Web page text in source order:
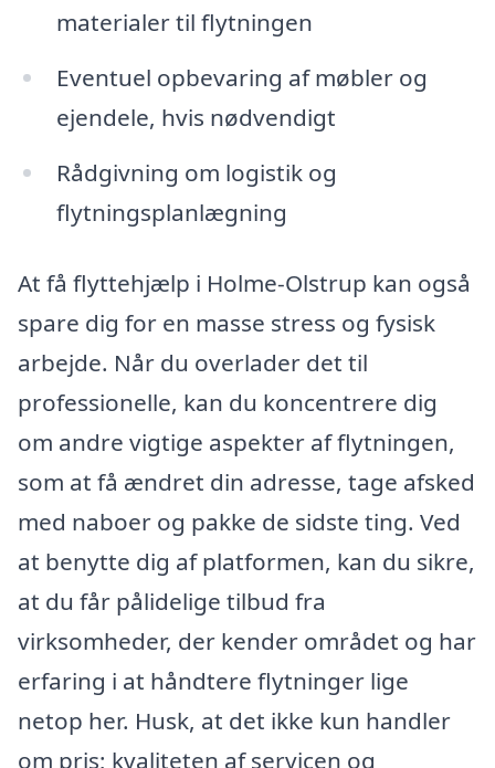
materialer til flytningen
Eventuel opbevaring af møbler og
ejendele, hvis nødvendigt
Rådgivning om logistik og
flytningsplanlægning
At få flyttehjælp i Holme-Olstrup kan også
spare dig for en masse stress og fysisk
arbejde. Når du overlader det til
professionelle, kan du koncentrere dig
om andre vigtige aspekter af flytningen,
som at få ændret din adresse, tage afsked
med naboer og pakke de sidste ting. Ved
at benytte dig af platformen, kan du sikre,
at du får pålidelige tilbud fra
virksomheder, der kender området og har
erfaring i at håndtere flytninger lige
netop her. Husk, at det ikke kun handler
om pris; kvaliteten af servicen og